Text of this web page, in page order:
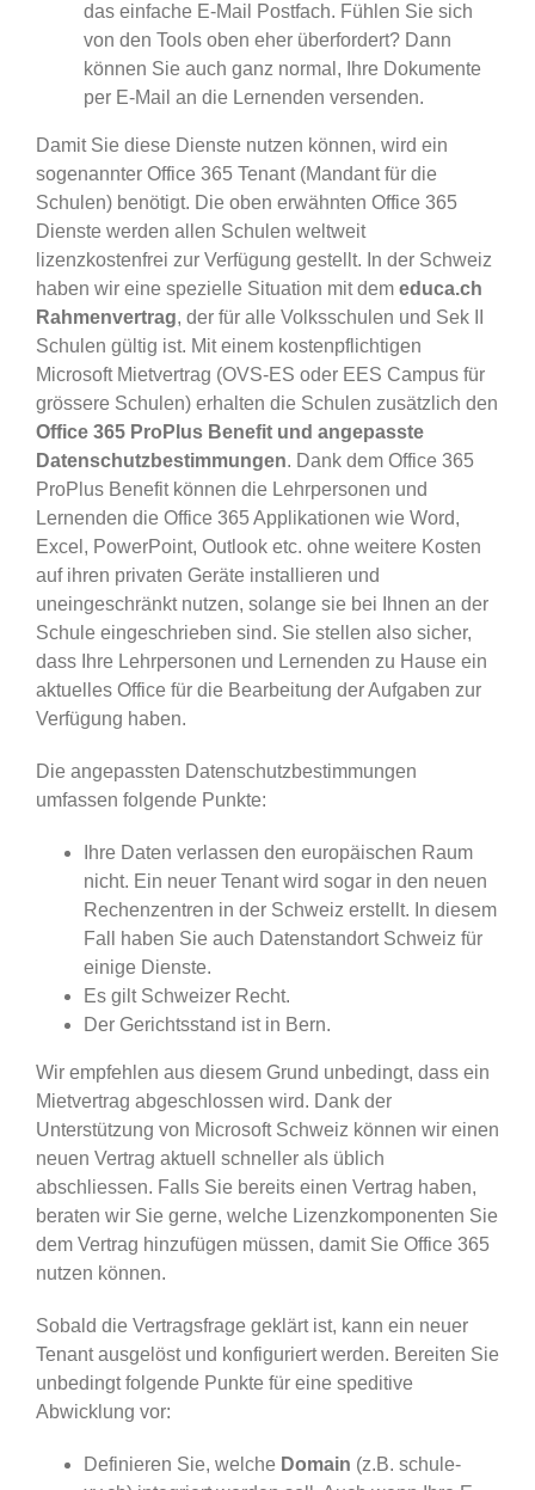
das einfache E-Mail Postfach. Fühlen Sie sich
von den Tools oben eher überfordert? Dann
können Sie auch ganz normal, Ihre Dokumente
per E-Mail an die Lernenden versenden.
Damit Sie diese Dienste nutzen können, wird ein
sogenannter Office 365 Tenant (Mandant für die
Schulen) benötigt. Die oben erwähnten Office 365
Dienste werden allen Schulen weltweit
lizenzkostenfrei zur Verfügung gestellt. In der Schweiz
haben wir eine spezielle Situation mit dem educa.ch
Rahmenvertrag, der für alle Volksschulen und Sek II
Schulen gültig ist. Mit einem kostenpflichtigen
Microsoft Mietvertrag (OVS-ES oder EES Campus für
grössere Schulen) erhalten die Schulen zusätzlich den
Office 365 ProPlus Benefit und angepasste
Datenschutzbestimmungen. Dank dem Office 365
ProPlus Benefit können die Lehrpersonen und
Lernenden die Office 365 Applikationen wie Word,
Excel, PowerPoint, Outlook etc. ohne weitere Kosten
auf ihren privaten Geräte installieren und
uneingeschränkt nutzen, solange sie bei Ihnen an der
Schule eingeschrieben sind. Sie stellen also sicher,
dass Ihre Lehrpersonen und Lernenden zu Hause ein
aktuelles Office für die Bearbeitung der Aufgaben zur
Verfügung haben.
Die angepassten Datenschutzbestimmungen
umfassen folgende Punkte:
Ihre Daten verlassen den europäischen Raum
nicht. Ein neuer Tenant wird sogar in den neuen
Rechenzentren in der Schweiz erstellt. In diesem
Fall haben Sie auch Datenstandort Schweiz für
einige Dienste.
Es gilt Schweizer Recht.
Der Gerichtsstand ist in Bern.
Wir empfehlen aus diesem Grund unbedingt, dass ein
Mietvertrag abgeschlossen wird. Dank der
Unterstützung von Microsoft Schweiz können wir einen
neuen Vertrag aktuell schneller als üblich
abschliessen. Falls Sie bereits einen Vertrag haben,
beraten wir Sie gerne, welche Lizenzkomponenten Sie
dem Vertrag hinzufügen müssen, damit Sie Office 365
nutzen können.
Sobald die Vertragsfrage geklärt ist, kann ein neuer
Tenant ausgelöst und konfiguriert werden. Bereiten Sie
unbedingt folgende Punkte für eine speditive
Abwicklung vor:
Definieren Sie, welche Domain (z.B. schule-